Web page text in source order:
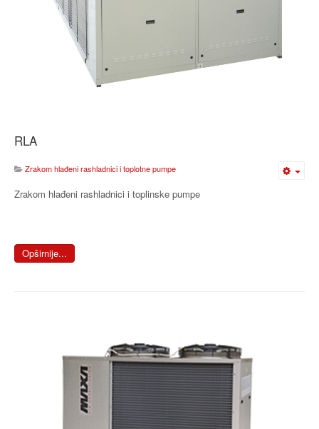
RLA
Zrakom hlađeni rashladnici i toplotne pumpe
Zrakom hlađeni rashladnici i toplinske pumpe
Opširnije...